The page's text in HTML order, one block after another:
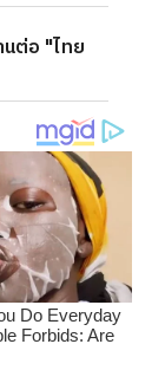
ต่อ "ไทย